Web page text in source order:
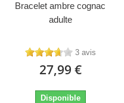
Bracelet ambre cognac
adulte
3 avis
27,99 €
Disponible